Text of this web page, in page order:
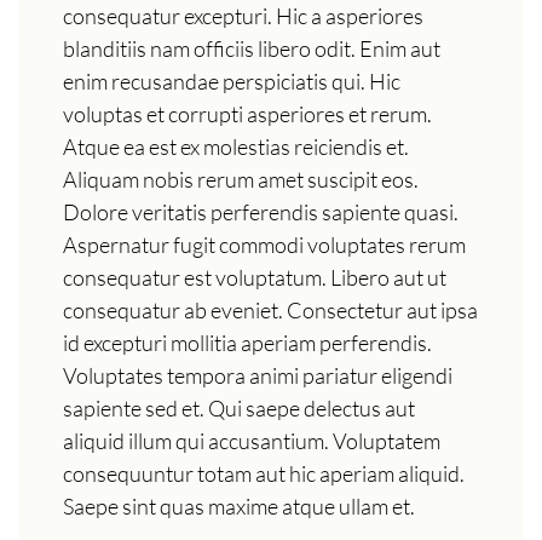
consequatur excepturi. Hic a asperiores
blanditiis nam officiis libero odit. Enim aut
enim recusandae perspiciatis qui. Hic
voluptas et corrupti asperiores et rerum.
Atque ea est ex molestias reiciendis et.
Aliquam nobis rerum amet suscipit eos.
Dolore veritatis perferendis sapiente quasi.
Aspernatur fugit commodi voluptates rerum
consequatur est voluptatum. Libero aut ut
consequatur ab eveniet. Consectetur aut ipsa
id excepturi mollitia aperiam perferendis.
Voluptates tempora animi pariatur eligendi
sapiente sed et. Qui saepe delectus aut
aliquid illum qui accusantium. Voluptatem
consequuntur totam aut hic aperiam aliquid.
Saepe sint quas maxime atque ullam et.